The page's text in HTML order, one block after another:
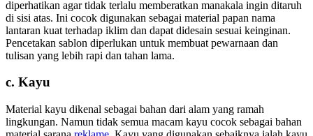
diperhatikan agar tidak terlalu memberatkan manakala ingin ditaruh
di sisi atas. Ini cocok digunakan sebagai material papan nama
lantaran kuat terhadap iklim dan dapat didesain sesuai keinginan.
Pencetakan sablon diperlukan untuk membuat pewarnaan dan
tulisan yang lebih rapi dan tahan lama.
c. Kayu
Material kayu dikenal sebagai bahan dari alam yang ramah
lingkungan. Namun tidak semua macam kayu cocok sebagai bahan